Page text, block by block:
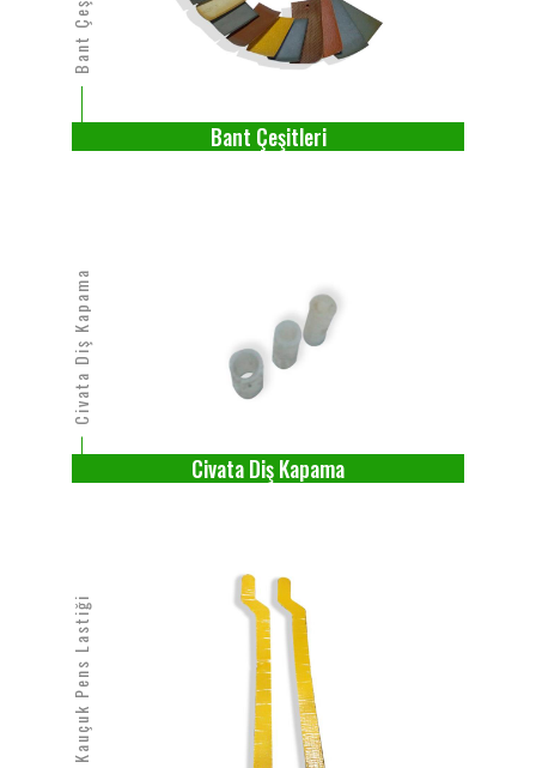
Bant Çeşitleri
Civata Diş Kapama
Civata Diş Kapama
Kauçuk Pens Lastiği